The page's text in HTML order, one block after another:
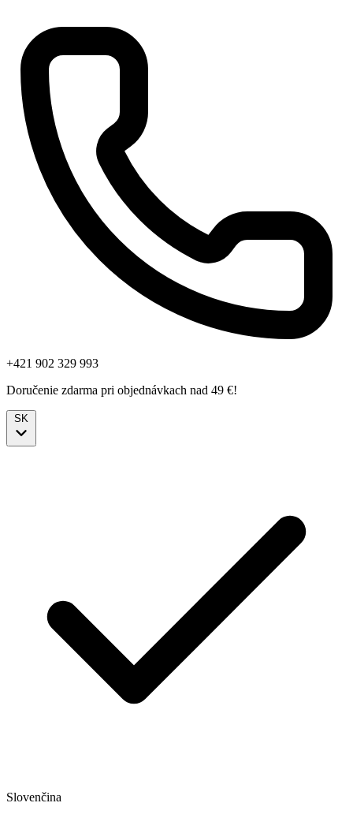
+421 902 329 993
Doručenie zdarma pri objednávkach nad 49 €!
SK
Slovenčina